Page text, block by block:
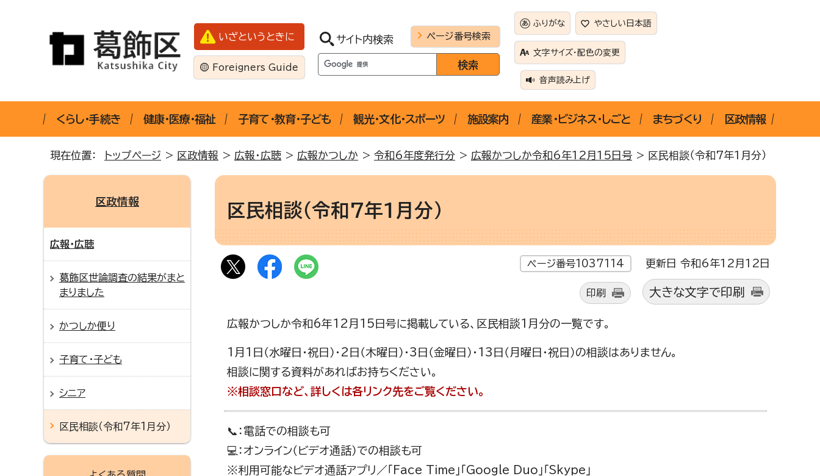
いざというときに
Foreigners Guide
サイト内検索 ページ番号検索
ふりがな やさしい日本語
文字サイズ・配色の変更
音声読み上げ
くらし・手続き 健康・医療・福祉 子育て・教育・子ども 観光・文化・スポーツ 施設案内 産業・ビジネス・しごと まちづくり 区政情報
現在位置： トップページ > 区政情報 > 広報・広聴 > 広報かつしか > 令和6年度発行分 > 広報かつしか令和6年12月15日号 > 区民相談（令和7年1月分）
区民相談（令和7年1月分）
ページ番号1037114 更新日 令和6年12月12日
印刷 大きな文字で印刷
広報かつしか令和6年12月15日号に掲載している、区民相談1月分の一覧です。
1月1日（水曜日・祝日）・2日（木曜日）・3日（金曜日）・13日（月曜日・祝日）の相談はありません。
相談に関する資料があればお持ちください。
※相談窓口など、詳しくは各リンク先をご覧ください。
📞：電話での相談も可
💻：オンライン（ビデオ通話）での相談も可
※利用可能なビデオ通話アプリ／「Face Time」「Google Duo」「Skype」
区政情報
広報・広聴
葛飾区世論調査の結果がまと
まりました
かつしか便り
子育て・子ども
シニア
区民相談（令和7年1月分）